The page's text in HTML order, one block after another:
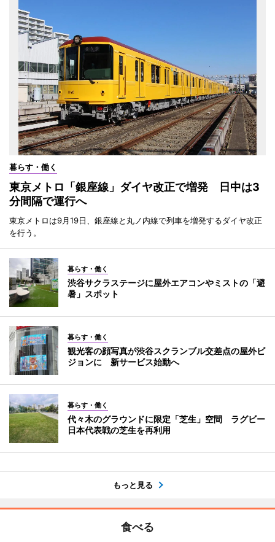
暮らす・働く
東京メトロ「銀座線」ダイヤ改正で増発 日中は3
分間隔で運行へ
東京メトロは9月19日、銀座線と丸ノ内線で列車を増発するダイヤ改正
を行う。
暮らす・働く
渋谷サクラステージに屋外エアコンやミストの「避
暑」スポット
暮らす・働く
観光客の顔写真が渋谷スクランブル交差点の屋外ビ
ジョンに 新サービス始動へ
暮らす・働く
代々木のグラウンドに限定「芝生」空間 ラグビー
日本代表戦の芝生を再利用
もっと見る
食べる